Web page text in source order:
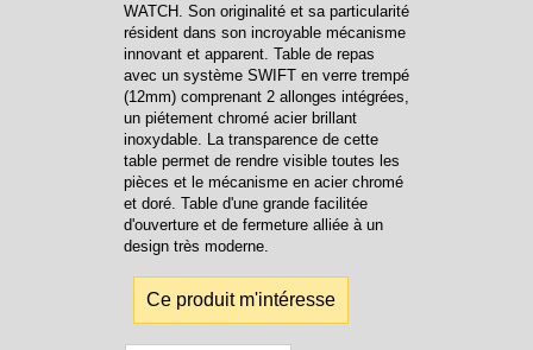
WATCH. Son originalité et sa particularité
résident dans son incroyable mécanisme
innovant et apparent. Table de repas
avec un système SWIFT en verre trempé
(12mm) comprenant 2 allonges intégrées,
un piétement chromé acier brillant
inoxydable. La transparence de cette
table permet de rendre visible toutes les
pièces et le mécanisme en acier chromé
et doré. Table d'une grande facilitée
d'ouverture et de fermeture alliée à un
design très moderne.
Ce produit m'intéresse